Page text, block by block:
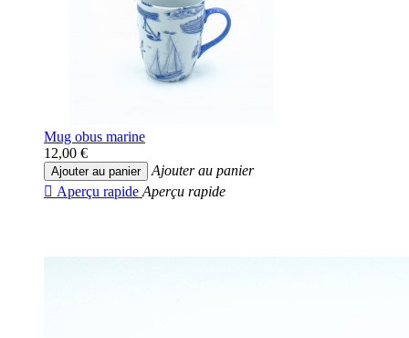
Mug obus marine
12,00 €
Ajouter au panier
Ajouter au panier
 Aperçu rapide Aperçu rapide